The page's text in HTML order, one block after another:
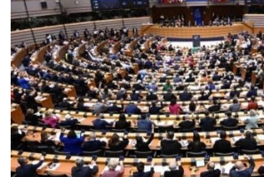
Especificaciones:
cualquiera
Aplicar al
Empresa en Querétaro
Requiere: